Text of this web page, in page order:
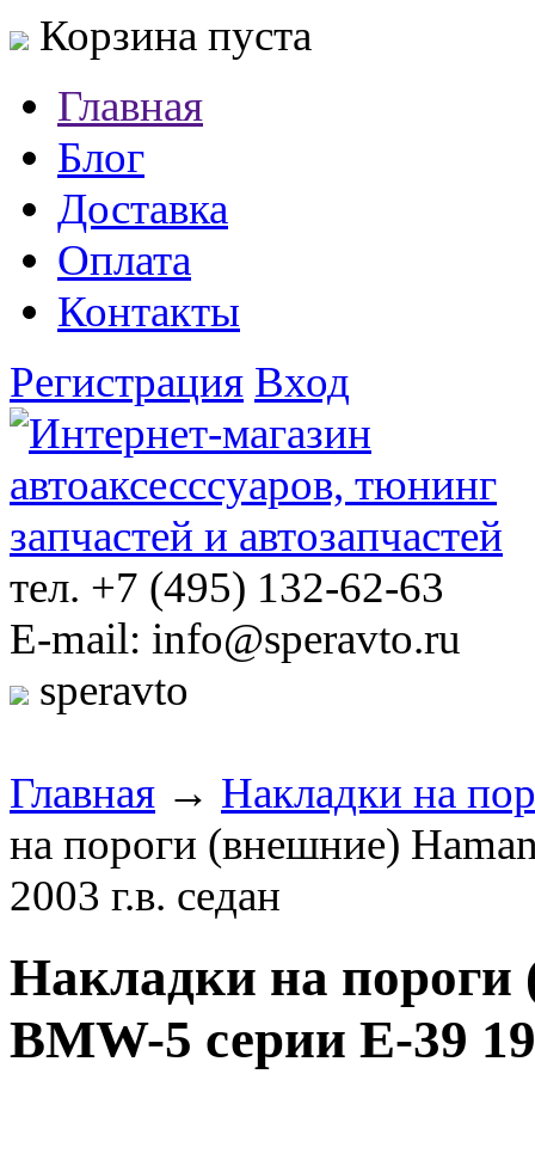
Корзина пуста
Главная
Блог
Доставка
Оплата
Контакты
Регистрация Вход
тел. +7 (495) 132-62-63
E-mail: info@speravto.ru
speravto
Главная → Накладки на
на пороги (внешние)
2003 г.в. седан
Накладки на
BMW-5 серии E-39